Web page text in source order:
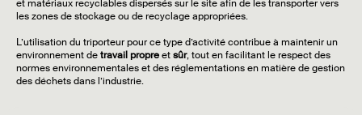
et matériaux recyclables dispersés sur le site afin de les transporter vers
les zones de stockage ou de recyclage appropriées.
L’utilisation du triporteur pour ce type d’activité contribue à maintenir un
environnement detravail propreetsûr, tout en facilitant le respect des
normes environnementales et des réglementations en matière de gestion
des déchets dans l’industrie.